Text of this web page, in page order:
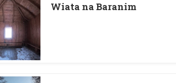
Wiata na Baranim